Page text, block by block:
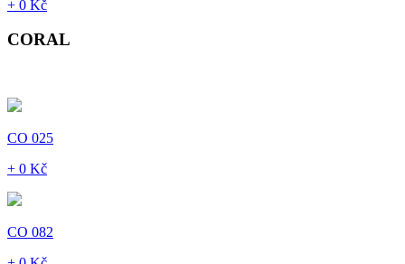
+ 0 Kč
CORAL
CO 025
+ 0 Kč
CO 082